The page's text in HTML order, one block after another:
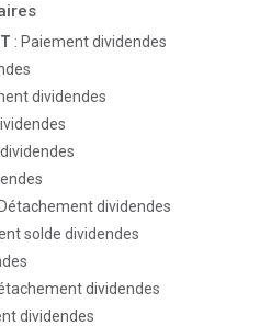
: Paiement dividendes
dividendes
dividendes
solde dividendes
dividendes
dividendes